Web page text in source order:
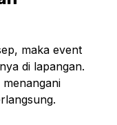
maka event
di lapangan.